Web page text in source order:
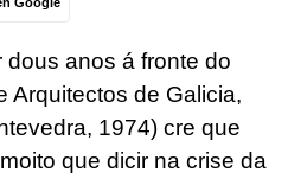
dous anos á fronte do
Arquitectos de Galicia,
1974) cre que
que dicir na crise da